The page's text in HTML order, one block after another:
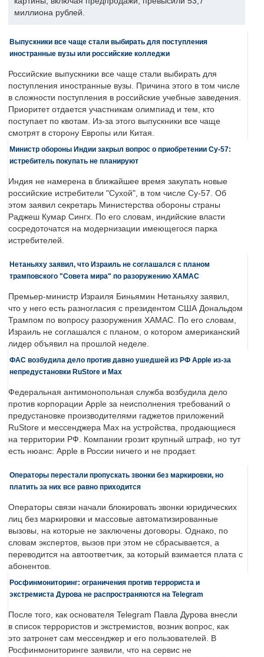
миллиона рублей.
Выпускники все чаще стали выбирать для поступления
иностранные вузы или российские колледжи
Российские выпускники все чаще стали выбирать для
поступления иностранные вузы. Причина этого в том числе
в сложности поступления в российские учебные заведения.
Приоритет отдается участникам олимпиад и тем, кто
поступает по квотам. Из-за этого выпускники все чаще
смотрят в сторону Европы или Китая.
Министр обороны Индии закрыл вопрос о приобретении Су-57:
истребитель покупать не планируют
Индия не намерена в ближайшее время закупать новые
российские истребители "Сухой", в том числе Су-57. Об
этом заявил секретарь Министерства обороны страны
Раджеш Кумар Сингх. По его словам, индийские власти
сосредоточатся на модернизации имеющегося парка
истребителей.
Нетаньяху заявил, что Израиль не соглашался с планом
трамповского "Совета мира" по разоружению ХАМАС
Премьер-министр Израиля Биньямин Нетаньяху заявил,
что у него есть разногласия с президентом США Дональдом
Трампом по вопросу разоружения ХАМАС. По его словам,
Израиль не соглашался с планом, о котором американский
лидер объявил на прошлой неделе.
ФАС возбудила дело против давно ушедшей из РФ Apple из-за
непредустановки RuStore и Max
Федеральная антимонопольная служба возбудила дело
против корпорации Apple за неисполнения требований о
предустановке производителями гаджетов приложений
RuStore и мессенджера Max на устройства, продающиеся
на территории РФ. Компании грозит крупный штраф, но тут
есть нюанс: Apple в России ничего и не продает.
Операторы перестали пропускать звонки без маркировки, но
платить за них все равно приходится
Операторы связи начали блокировать звонки юридических
лиц без маркировки и массовые автоматизированные
вызовы, на которые не заключены договоры. Однако, по
словам экспертов, вызов при этом не сбрасывается, а
переводится на автоответчик, за который взимается плата с
абонентов.
Росфинмониторинг: ограничения против террориста и
экстремиста Дурова не распространяются на Telegram
После того, как основателя Telegram Павла Дурова внесли
в список террористов и экстремистов, возник вопрос, как
это затронет сам мессенджер и его пользователей. В
Росфинмониторинге заявили, что на сервис не